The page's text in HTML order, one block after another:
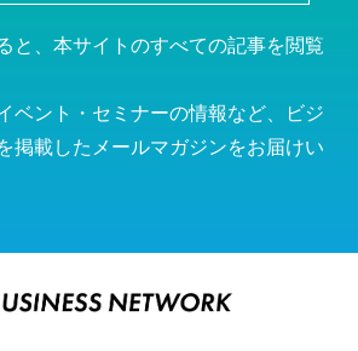
と、本サイトのすべての記事を閲覧
ベント・セミナーの情報など、ビジ
掲載したメールマガジンをお届けい